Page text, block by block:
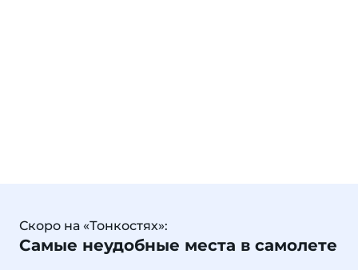
Скоро на «Тонкостях»:
Самые неудобные места в самолете